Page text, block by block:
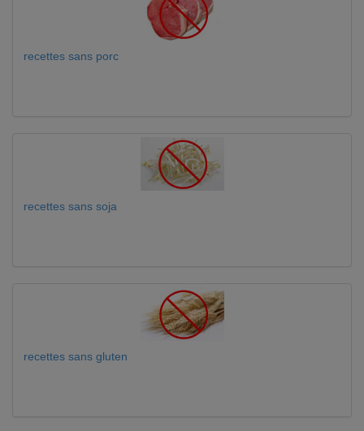
recettes sans porc
recettes sans soja
recettes sans gluten